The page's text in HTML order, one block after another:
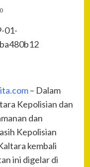
0
– Dalam
Kepolisian dan
dan
Kepolisian
kembali
ini digelar di